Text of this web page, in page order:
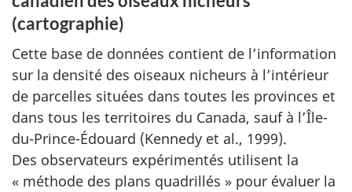
(cartographie)
Cette base de données contient de l’information
sur la densité des oiseaux nicheurs à l’intérieur
de parcelles situées dans toutes les provinces et
dans tous les territoires du Canada, sauf à l’Île-
du-Prince-Édouard (Kennedy et al., 1999).
Des observateurs expérimentés utilisent la
« méthode des plans quadrillés » pour évaluer la